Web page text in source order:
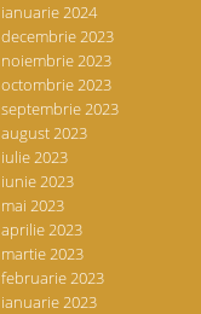
ianuarie 2024
decembrie 2023
noiembrie 2023
octombrie 2023
septembrie 2023
august 2023
iulie 2023
iunie 2023
mai 2023
aprilie 2023
martie 2023
februarie 2023
ianuarie 2023